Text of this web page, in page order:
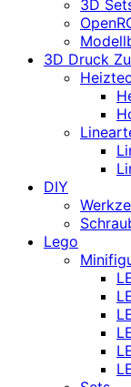
3D
3D Druck
DIY
Lego